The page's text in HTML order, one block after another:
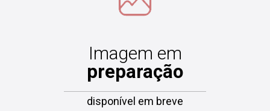
Imagem em
preparação
disponível em breve